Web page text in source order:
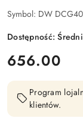
Symbol: DW
Dostępność:
cena:
656.00
Program
klientów.